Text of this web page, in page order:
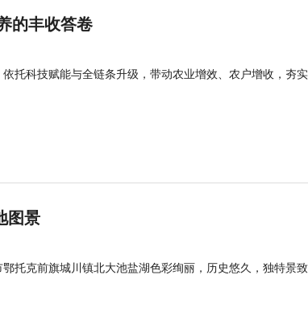
的丰收答卷
托科技赋能与全链条升级，带动农业增效、农户增收，夯
图景
托克前旗城川镇北大池盐湖色彩绚丽，历史悠久，独特景